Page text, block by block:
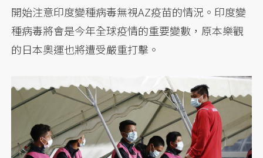
開始注意印度變種病毒無視AZ疫苗的情況。印度變
種病毒將會是今年全球疫情的重要變數，原本樂觀
的日本奧運也將遭受嚴重打擊。